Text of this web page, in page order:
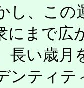
し、こ
にまで
長い歳
ンティ